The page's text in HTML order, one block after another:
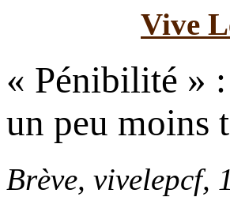
Vive
« Pénibilité »
un peu moins
Brève, vivelepcf,